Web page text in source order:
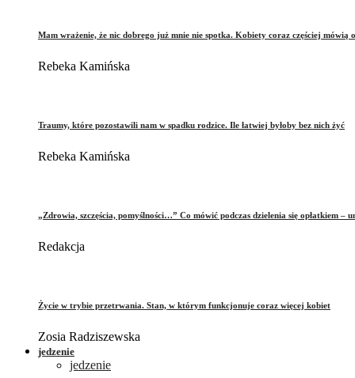
Mam wrażenie, że nic dobrego już mnie nie spotka. Kobiety coraz częściej mówią
Rebeka Kamińska
Traumy, które pozostawili nam w spadku rodzice. Ile łatwiej byłoby bez nich żyć
Rebeka Kamińska
„Zdrowia, szczęścia, pomyślności…” Co mówić podczas dzielenia się opłatkiem –
Redakcja
Życie w trybie przetrwania. Stan, w którym funkcjonuje coraz więcej kobiet
Zosia Radziszewska
jedzenie
jedzenie